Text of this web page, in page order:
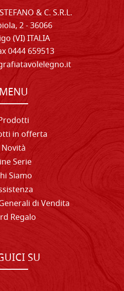
& C. S.R.L.
2 - 36066
(VI) ITALIA
0444 659513
MENU
in offerta
Novità
Serie
Siamo
di Vendita
Regalo
SU